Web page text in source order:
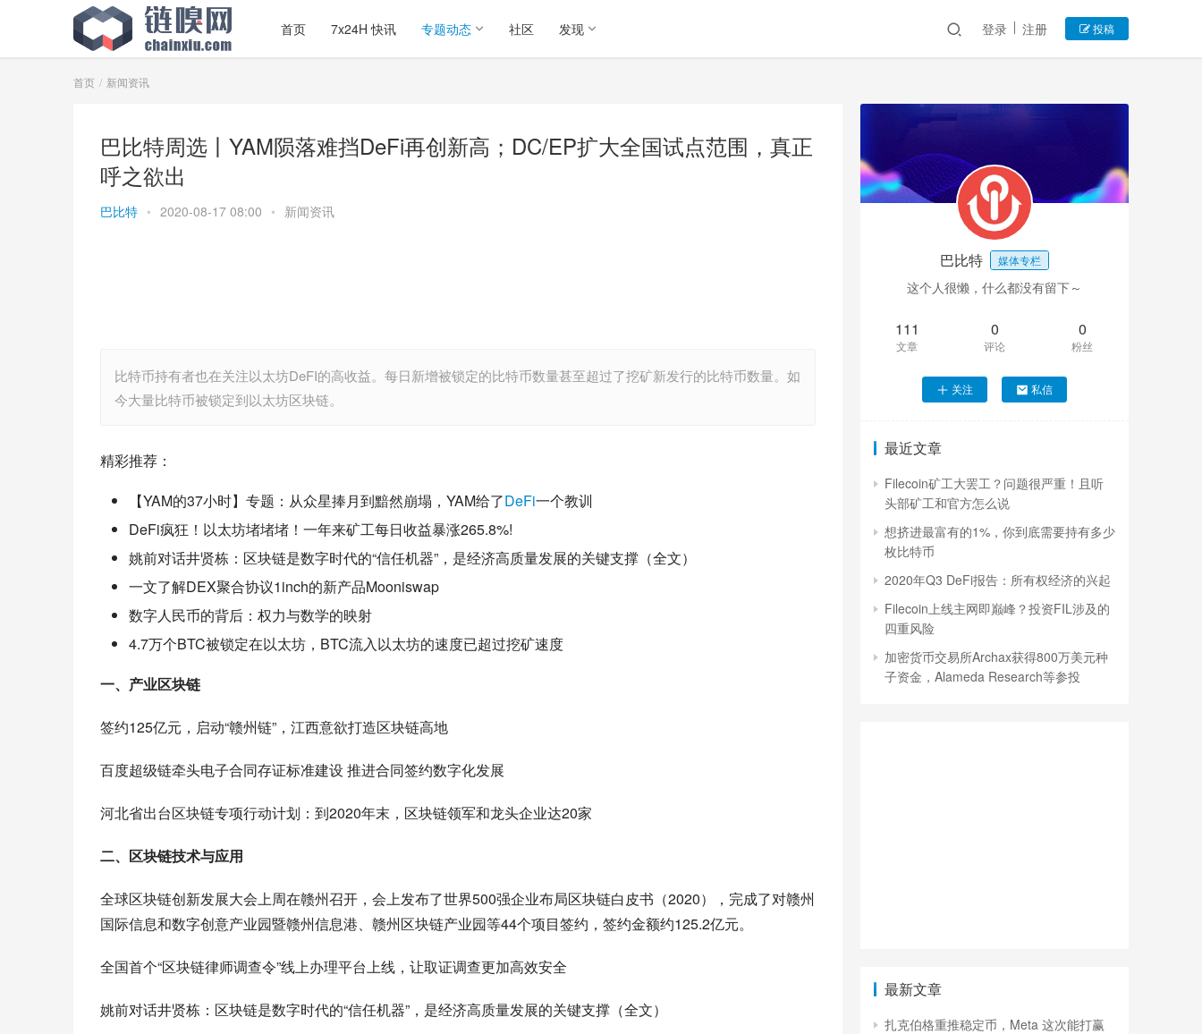
首页 7x24H 快讯 专题动态 社区 发现 登录 注册 投稿
首页 新闻资讯
巴比特周选丨YAM陨落难挡DeFi再创新高；DC/EP扩大全国试点范围，真正
呼之欲出
巴比特 • 2020-08-17 08:00 • 新闻资讯
比特币持有者也在关注以太坊DeFI的高收益。每日新增被锁定的比特币数量甚至超过了挖矿新发行的比特币数量。如
今大量比特币被锁定到以太坊区块链。
精彩推荐：
【YAM的37小时】专题：从众星捧月到黯然崩塌，YAM给了DeFi一个教训
DeFi疯狂！以太坊堵堵堵！一年来矿工每日收益暴涨265.8%!
姚前对话井贤栋：区块链是数字时代的“信任机器”，是经济高质量发展的关键支撑（全文）
一文了解DEX聚合协议1inch的新产品Mooniswap
数字人民币的背后：权力与数学的映射
4.7万个BTC被锁定在以太坊，BTC流入以太坊的速度已超过挖矿速度
一、产业区块链
签约125亿元，启动“赣州链”，江西意欲打造区块链高地
百度超级链牵头电子合同存证标准建设 推进合同签约数字化发展
河北省出台区块链专项行动计划：到2020年末，区块链领军和龙头企业达20家
二、区块链技术与应用
全球区块链创新发展大会上周在赣州召开，会上发布了世界500强企业布局区块链白皮书（2020），完成了对赣州
国际信息和数字创意产业园暨赣州信息港、赣州区块链产业园等44个项目签约，签约金额约125.2亿元。
全国首个“区块链律师调查令”线上办理平台上线，让取证调查更加高效安全
姚前对话井贤栋：区块链是数字时代的“信任机器”，是经济高质量发展的关键支撑（全文）
巴比特 媒体专栏
这个人很懒，什么都没有留下～
111
文章
0
评论
0
粉丝
关注 私信
最近文章
Filecoin矿工大罢工？问题很严重！且听
头部矿工和官方怎么说
想挤进最富有的1%，你到底需要持有多少
枚比特币
2020年Q3 DeFi报告：所有权经济的兴起
Filecoin上线主网即巅峰？投资FIL涉及的
四重风险
加密货币交易所Archax获得800万美元种
子资金，Alameda Research等参投
最新文章
扎克伯格重推稳定币，Meta 这次能打赢